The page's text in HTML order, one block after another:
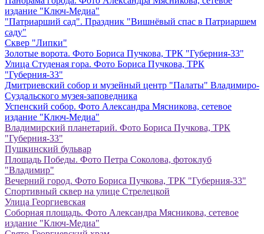
издание "Ключ-Медиа"
"Патриарший сад". Праздник "Вишнёвый спас в Патриаршем
саду"
Сквер "Липки"
Золотые ворота. Фото Бориса Пучкова, ТРК "Губерния-33"
Улица Студеная гора. Фото Бориса Пучкова, ТРК
"Губерния-33"
Дмитриевский собор и музейный центр "Палаты" Владимиро-
Суздальского музея-заповедника
Успенский собор. Фото Александра Мясникова, сетевое
издание "Ключ-Медиа"
Владимирский планетарий. Фото Бориса Пучкова, ТРК
"Губерния-33"
Пушкинский бульвар
Площадь Победы. Фото Петра Соколова, фотоклуб
"Владимир"
Вечерний город. Фото Бориса Пучкова, ТРК "Губерния-33"
Спортивный сквер на улице Стрелецкой
Улица Георгиевская
Соборная площадь. Фото Александра Мясникова, сетевое
издание "Ключ-Медиа"